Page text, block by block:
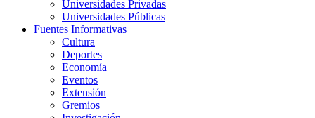
Universidades Privadas
Universidades Públicas
Fuentes Informativas
Cultura
Deportes
Economía
Eventos
Extensión
Gremios